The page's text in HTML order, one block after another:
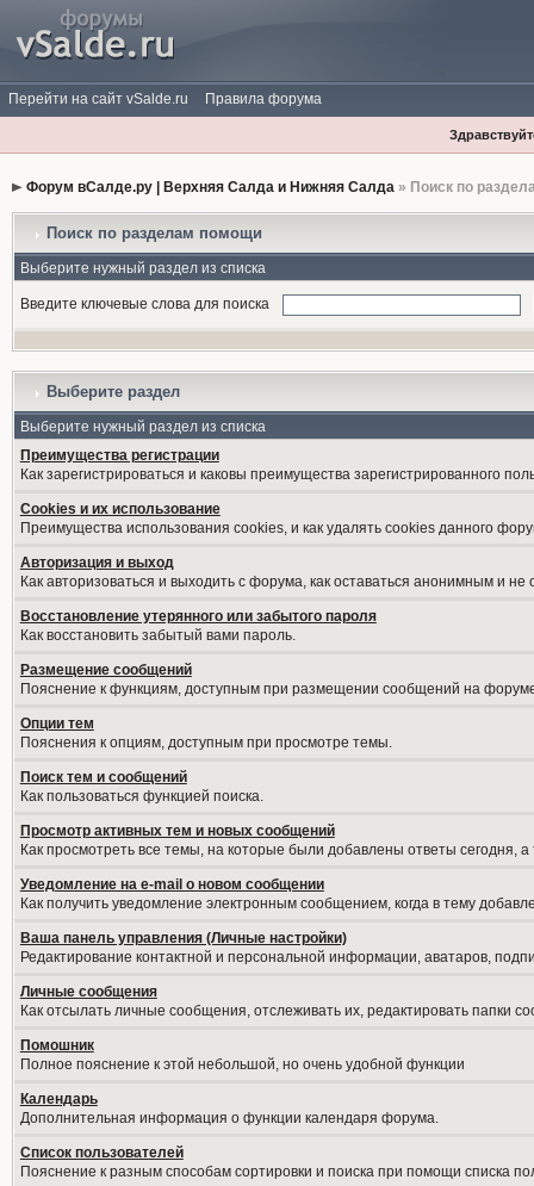
Перейти на сайт vSalde.ru Правила форума
Форум вСалде.ру | Верхняя Салда и Нижняя Салда» Поиск по
Поиск по разделам помощи
Выберите нужный раздел из списка
Введите ключевые слова для поиска
Выберите раздел
Выберите нужный раздел из списка
Преимущества регистрации
Как зарегистрироваться и каковы преимущества зарегистрированного
Cookies и их использование
Преимущества использования cookies, и как удалять cookies данного
Авторизация и выход
Как авторизоваться и выходить с форума, как оставаться анонимным и
Восстановление утерянного или забытого пароля
Как восстановить забытый вами пароль.
Размещение сообщений
Пояснение к функциям, доступным при размещении сообщений на
Опции тем
Пояснения к опциям, доступным при просмотре темы.
Поиск тем и сообщений
Как пользоваться функцией поиска.
Просмотр активных тем и новых сообщений
Как просмотреть все темы, на которые были добавлены ответы сегодня,
Уведомление на е-mail о новом сообщении
Как получить уведомление электронным сообщением, когда в тему
Ваша панель управления (Личные настройки)
Редактирование контактной и персональной информации, аватаров,
Личные сообщения
Как отсылать личные сообщения, отслеживать их, редактировать папки
Помошник
Полное пояснение к этой небольшой, но очень удобной функции
Календарь
Дополнительная информация о функции календаря форума.
Список пользователей
Пояснение к разным способам сортировки и поиска при помощи списка